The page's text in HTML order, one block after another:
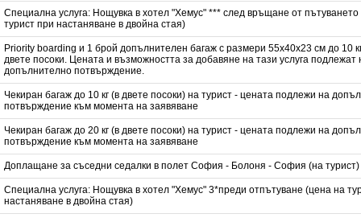
Специална услуга: Нощувка в хотел "Хемус" *** след връщане от
турист при настаняване в двойна стая)
Priority boarding и 1 брой допълнителен багаж с размери 55x40x23 см до 10
двете посоки. Цената и възможността за добавяне на тази услуга подлежат
допълнително потвърждение.
Чекиран багаж до 10 кг (в двете посоки) на турист - цената подлежи на
потвърждение към момента на заявяване
Чекиран багаж до 20 кг (в двете посоки) на турист - цената подлежи на
потвърждение към момента на заявяване
Доплащане за съседни седалки в полет София - Болоня - София (на турист)
Специална услуга: Нощувка в хотел "Хемус" 3*преди отпътуване (цена на
настаняване в двойна стая)